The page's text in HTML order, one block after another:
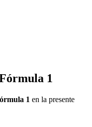
1
1 en la presente